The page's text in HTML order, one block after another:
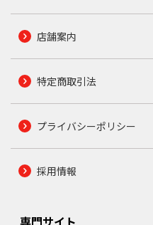
店舗案内
特定商取引法
プライバシーポリシー
採用情報